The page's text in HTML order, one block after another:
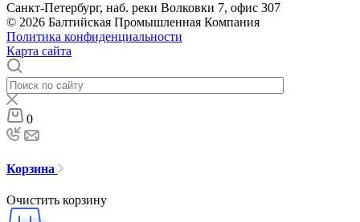
Санкт-Петербург, наб. реки Волковки 7, офис 307
© 2026 Балтийская Промышленная Компания
Политика конфиденциальности
Карта сайта
0
Корзина
Очистить корзину